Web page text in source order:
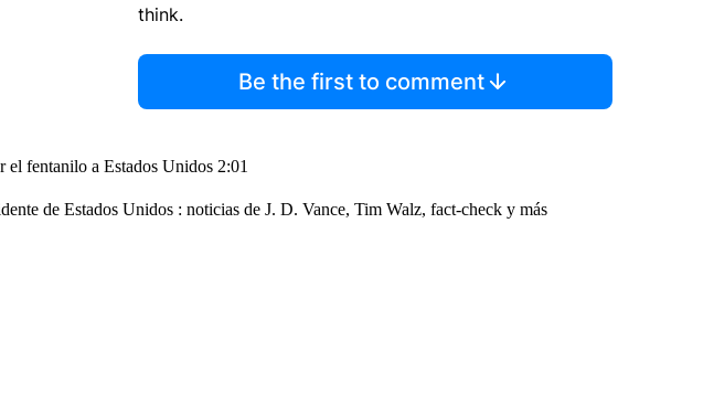
think.
Be the first to comment
fentanilo a Estados Unidos 2:01
de Estados Unidos : noticias de J. D. Vance, Tim Walz, fact-check y más